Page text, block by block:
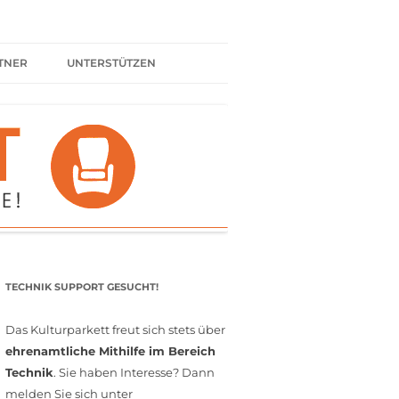
UNTERSTÜTZEN
SPENDEN
FÖRDERMITGLIED WERDEN
MITGLIEDSCHAFT
TECHNIK SUPPORT GESUCHT!
Das Kulturparkett freut sich stets über
ehrenamtliche Mithilfe im Bereich
Technik. Sie haben Interesse? Dann
melden Sie sich unter